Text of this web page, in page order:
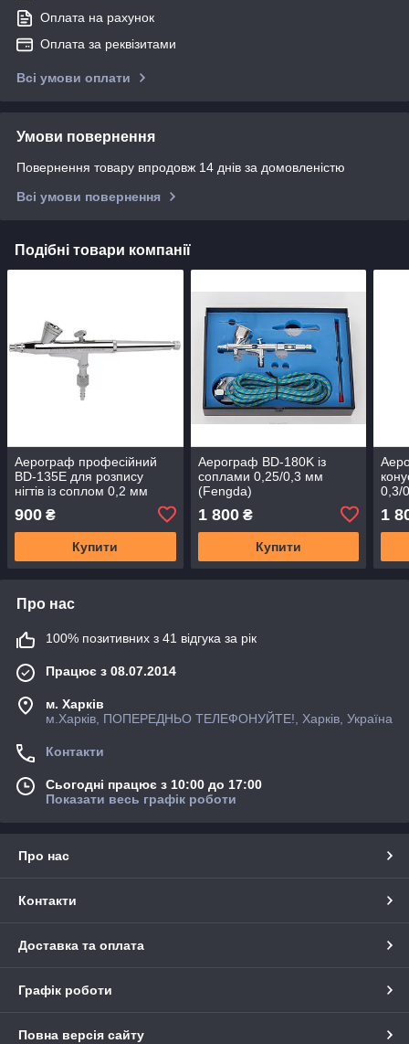
Оплата на рахунок
Оплата за реквізитами
Всі умови оплати
Умови повернення
Повернення товару впродовж 14 днів за домовленістю
Всі умови повернення
Подібні товари компанії
Аерограф професійний
BD-135E для розпису
нігтів із соплом 0,2 мм
900 ₴
Купити
Аерограф BD-180K із
соплами 0,25/0,3 мм
(Fengda)
1 800₴
Купити
0,3/
1
Про нас
100% позитивних з 41 відгука за рік
Працює з 08.07.2014
м. Харків
м.Харків, ПОПЕРЕДНЬО ТЕЛЕФОНУЙТЕ!, Харків, Україна
Контакти
Сьогодні працює з 10:00 до 17:00
Показати весь графік роботи
Про нас
Контакти
Доставка та оплата
Графік роботи
Повна версія сайту